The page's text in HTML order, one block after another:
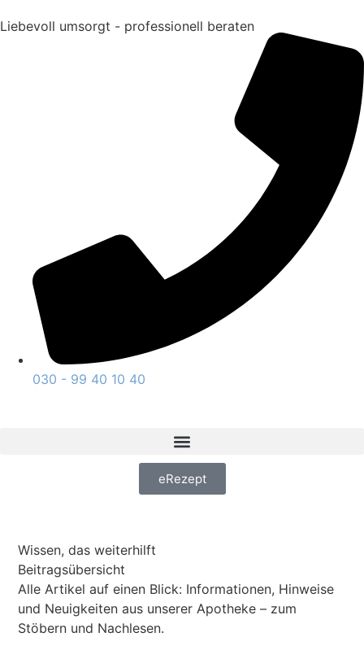
Liebevoll umsorgt - professionell beraten
030 - 99 40 10 40
eRezept
Wissen, das weiterhilft
Beitragsübersicht
Alle Artikel auf einen Blick: Informationen, Hinweise
und Neuigkeiten aus unserer Apotheke – zum
Stöbern und Nachlesen.